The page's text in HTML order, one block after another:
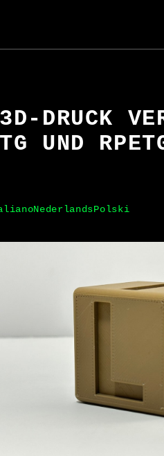
DRUCK
UND
NederlandsPolski